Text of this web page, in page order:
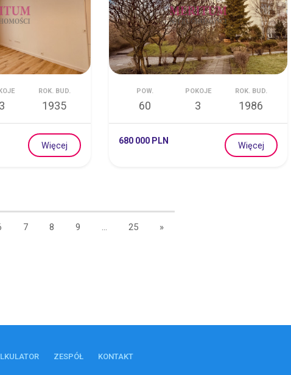
3
ROK. BUD.
1935
Więcej
POW.
60
POKOJE
3
ROK. BUD.
1986
680 000 PLN Więcej
7 8 9 25 »
ZESPÓŁ KONTAKT